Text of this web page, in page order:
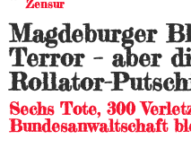
Zensur
Magdeburger
Terror – aber
Rollator-
Sechs Tote, 300
Bundesanwaltschaft